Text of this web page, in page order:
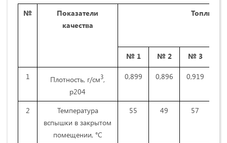
№
Показатели
качества
№ 1 № 2 № 3
1 Плотность, г/см3,
p204
0,899 0,896 0,919
2
Температура
вспышки в закрытом
помещении, °С
55 49 57